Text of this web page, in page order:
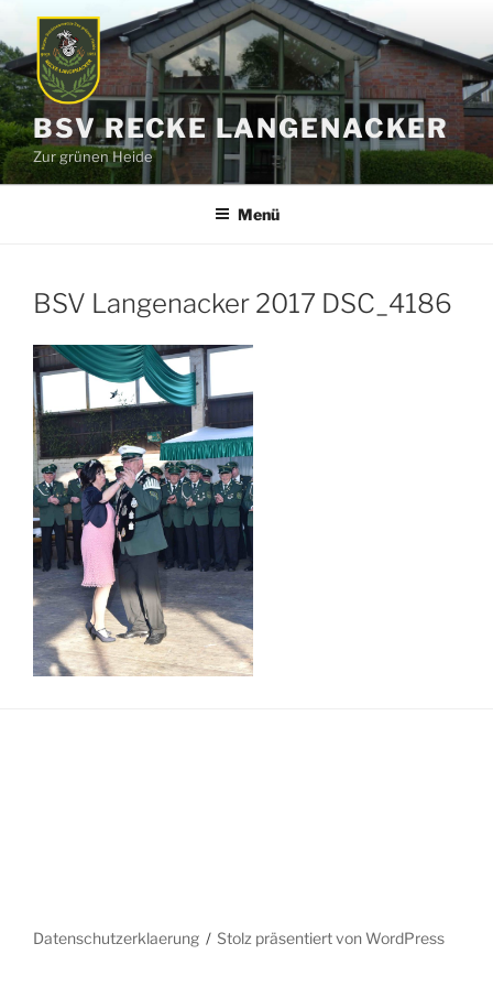
Inhalt
springen
BSV RECKE LANGENACKER
Zur grünen Heide
Menü
BSV Langenacker 2017 DSC_4186
Datenschutzerklaerung Stolz präsentiert von WordPress